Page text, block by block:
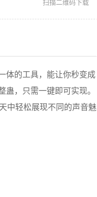
扫描二维码下载
体的工具，能让你秒变成
，只需一键即可实现。
中轻松展现不同的声音魅